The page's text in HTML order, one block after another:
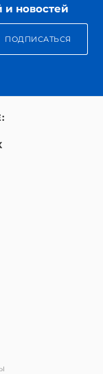
и новостей
ПОДПИСАТЬСЯ